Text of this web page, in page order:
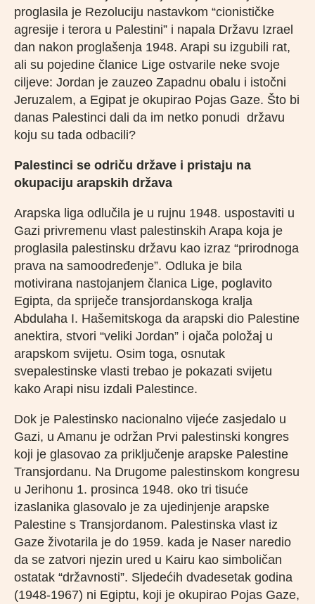
proglasila je Rezoluciju nastavkom “cionističke
agresije i terora u Palestini” i napala Državu Izrael
dan nakon proglašenja 1948. Arapi su izgubili rat,
ali su pojedine članice Lige ostvarile neke svoje
ciljeve: Jordan je zauzeo Zapadnu obalu i istočni
Jeruzalem, a Egipat je okupirao Pojas Gaze. Što bi
danas Palestinci dali da im netko ponudi državu
koju su tada odbacili?
Palestinci se odriču države i pristaju na
okupaciju arapskih država
Arapska liga odlučila je u rujnu 1948. uspostaviti u
Gazi privremenu vlast palestinskih Arapa koja je
proglasila palestinsku državu kao izraz “prirodnoga
prava na samoodređenje”. Odluka je bila
motivirana nastojanjem članica Lige, poglavito
Egipta, da spriječe transjordanskoga kralja
Abdulaha I. Hašemitskoga da arapski dio Palestine
anektira, stvori “veliki Jordan” i ojača položaj u
arapskom svijetu. Osim toga, osnutak
svepalestinske vlasti trebao je pokazati svijetu
kako Arapi nisu izdali Palestince.
Dok je Palestinsko nacionalno vijeće zasjedalo u
Gazi, u Amanu je održan Prvi palestinski kongres
koji je glasovao za priključenje arapske Palestine
Transjordanu. Na Drugome palestinskom kongresu
u Jerihonu 1. prosinca 1948. oko tri tisuće
izaslanika glasovalo je za ujedinjenje arapske
Palestine s Transjordanom. Palestinska vlast iz
Gaze životarila je do 1959. kada je Naser naredio
da se zatvori njezin ured u Kairu kao simboličan
ostatak “državnosti”. Sljedećih dvadesetak godina
(1948-1967) ni Egiptu, koji je okupirao Pojas Gaze,